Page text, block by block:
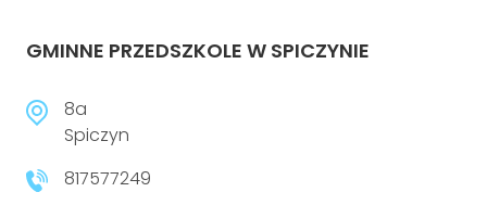
GMINNE PRZEDSZKOLE W SPICZYNIE
8a
Spiczyn
817577249